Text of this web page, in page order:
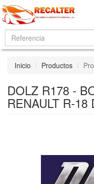
Inicio Productos
DOLZ R178 -
RENAULT R-18